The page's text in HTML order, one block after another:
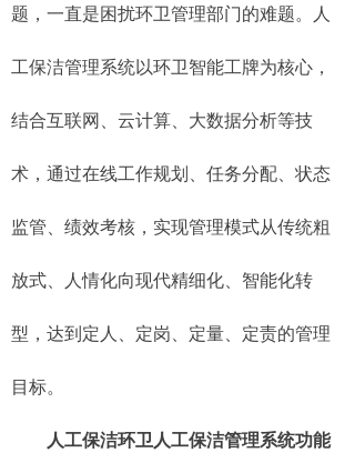
题，一直是困扰环卫管理部门的难题。人
工保洁管理系统以环卫智能工牌为核心，
结合互联网、云计算、大数据分析等技
术，通过在线工作规划、任务分配、状态
监管、绩效考核，实现管理模式从传统粗
放式、人情化向现代精细化、智能化转
型，达到定人、定岗、定量、定责的管理
目标。
人工保洁环卫人工保洁管理系统功能